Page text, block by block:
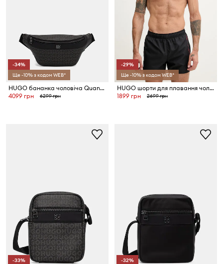
-34%
Ще -10% з кодом WEB*
HUGO бананка чоловіча Quantic_M_Bumbag
4099 грн
6299 грн
-29%
Ще -10% з кодом WEB*
HUGO шорти для плавання чоловічі TIKI
1899 грн
2699 грн
-33%
-32%